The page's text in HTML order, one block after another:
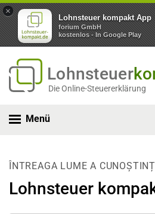
×
Lohnsteuer kompakt App
forium GmbH
kostenlos - In Google Play
Lohnsteuer
Die Online-Steuererklärung
Menü
ÎNTREAGA LUME A
Lohnsteuer